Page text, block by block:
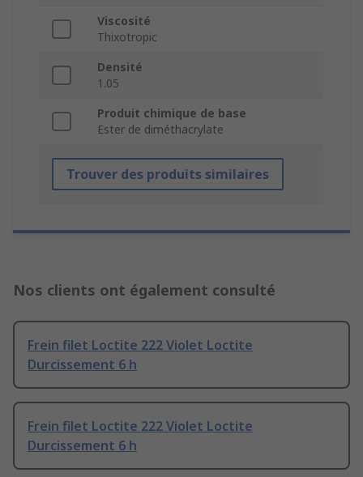
Viscosité
Thixotropic
Densité
1.05
Produit chimique de base
Ester de diméthacrylate
Trouver des produits similaires
Nos clients ont également consulté
Frein filet Loctite 222 Violet Loctite
Durcissement 6 h
Frein filet Loctite 222 Violet Loctite
Durcissement 6 h